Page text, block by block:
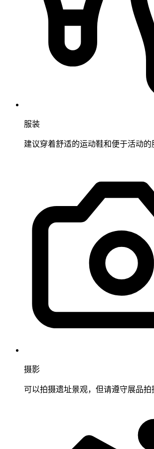
服装
建议穿着舒适的运动鞋和便于活动的
摄影
可以拍摄遗址景观，但请遵守展品拍